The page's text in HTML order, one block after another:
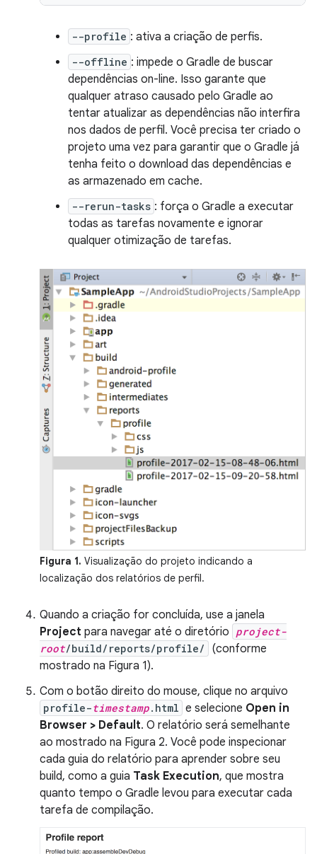
--profile : ativa a criação de perfis.
--offline : impede o Gradle de buscar
dependências on-line. Isso garante que
qualquer atraso causado pelo Gradle ao
tentar atualizar as dependências não interfira
nos dados de perfil. Você precisa ter criado o
projeto uma vez para garantir que o Gradle já
tenha feito o download das dependências e
as armazenado em cache.
--rerun-tasks : força o Gradle a executar
todas as tarefas novamente e ignorar
qualquer otimização de tarefas.
Figura 1. Visualização do projeto indicando a
localização dos relatórios de perfil.
Quando a criação for concluída, use a janela
Project para navegar até o diretório project-
root/build/reports/profile/
(conforme
mostrado na Figura 1).
Com o botão direito do mouse, clique no arquivo
profile-timestamp.html e selecione Open in
Browser > Default. O relatório será semelhante
ao mostrado na Figura 2. Você pode inspecionar
cada guia do relatório para aprender sobre seu
build, como a guia Task Execution, que mostra
quanto tempo o Gradle levou para executar cada
tarefa de compilação.